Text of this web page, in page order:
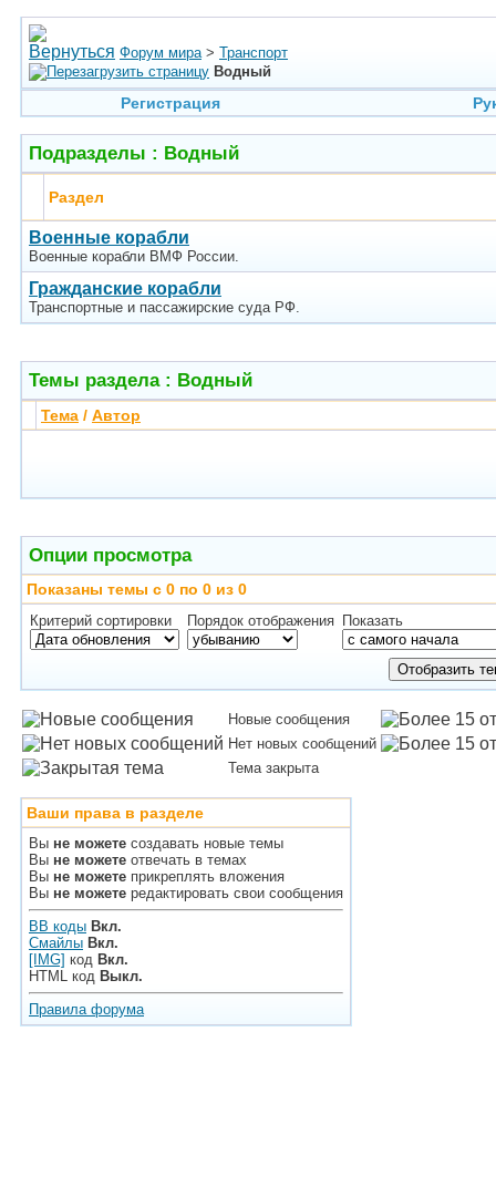
Форум мира > Транспорт
Водный
Регистрация
Подразделы : Водный
Раздел
Военные корабли
Военные корабли ВМФ России.
Гражданские корабли
Транспортные и пассажирские суда РФ.
Темы раздела: Водный
Тема / Автор
Опции просмотра
Показаны темы с 0 по 0 из 0
Критерий сортировки Порядок отображения Показать
Новые сообщения
Нет новых сообщений
Тема закрыта
Ваши права в разделе
Вы не можете создавать новые темы
Вы не можете отвечать в темах
Вы не можете прикреплять вложения
Вы не можете редактировать свои сообщения
BB коды Вкл.
Смайлы Вкл.
[IMG] код Вкл.
HTML код Выкл.
Правила форума